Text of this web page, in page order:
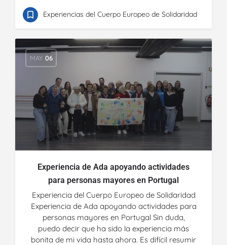
Experiencias del Cuerpo Europeo de Solidaridad
MAY 06
Experiencia de Ada apoyando actividades
para personas mayores en Portugal
Experiencia del Cuerpo Europeo de Solidaridad
Experiencia de Ada apoyando actividades para
personas mayores en Portugal Sin duda,
puedo decir que ha sido la experiencia más
bonita de mi vida hasta ahora. Es difícil resumir